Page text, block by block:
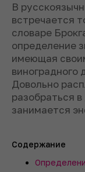
В
встречается
словаре
определение
имеющая
виноградного
Довольно
разобраться
занимается
Содержание